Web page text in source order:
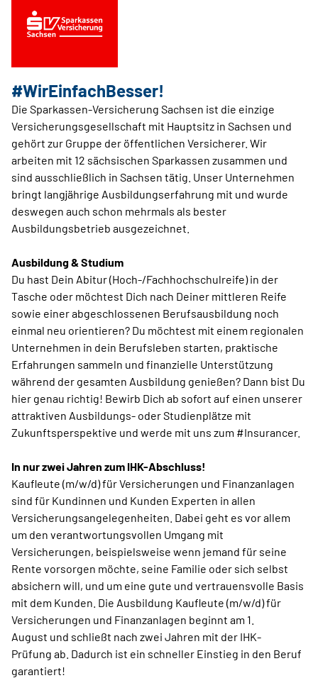
#WirEinfachBesser!
Die Sparkassen-Versicherung Sachsen ist die einzige
Versicherungsgesellschaft mit Hauptsitz in Sachsen und
gehört zur Gruppe der öffentlichen Versicherer. Wir
arbeiten mit 12 sächsischen Sparkassen zusammen und
sind ausschließlich in Sachsen tätig. Unser Unternehmen
bringt langjährige Ausbildungserfahrung mit und wurde
deswegen auch schon mehrmals als bester
Ausbildungsbetrieb ausgezeichnet.
Ausbildung & Studium
Du hast Dein Abitur (Hoch-/Fachhochschulreife) in der
Tasche oder möchtest Dich nach Deiner mittleren Reife
sowie einer abgeschlossenen Berufsausbildung noch
einmal neu orientieren? Du möchtest mit einem regionalen
Unternehmen in dein Berufsleben starten, praktische
Erfahrungen sammeln und finanzielle Unterstützung
während der gesamten Ausbildung genießen? Dann bist Du
hier genau richtig! Bewirb Dich ab sofort auf einen unserer
attraktiven Ausbildungs- oder Studienplätze mit
Zukunftsperspektive und werde mit uns zum #Insurancer.
In nur zwei Jahren zum IHK-Abschluss!
Kaufleute (m/w/d) für Versicherungen und Finanzanlagen
sind für Kundinnen und Kunden Experten in allen
Versicherungsangelegenheiten. Dabei geht es vor allem
um den verantwortungsvollen Umgang mit
Versicherungen, beispielsweise wenn jemand für seine
Rente vorsorgen möchte, seine Familie oder sich selbst
absichern will, und um eine gute und vertrauensvolle Basis
mit dem Kunden. Die Ausbildung Kaufleute (m/w/d) für
Versicherungen und Finanzanlagen beginnt am 1.
August und schließt nach zwei Jahren mit der IHK-
Prüfung ab. Dadurch ist ein schneller Einstieg in den Beruf
garantiert!